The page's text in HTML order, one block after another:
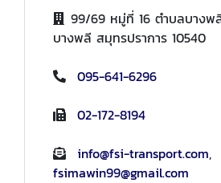
99/69 หมู่ที่ 16 ตำบลบางพ
บางพลี สมุทรปราการ 10540
095-641-6296
02-172-8194
info@fsi-transport.com,
fsimawin99@gmail.com